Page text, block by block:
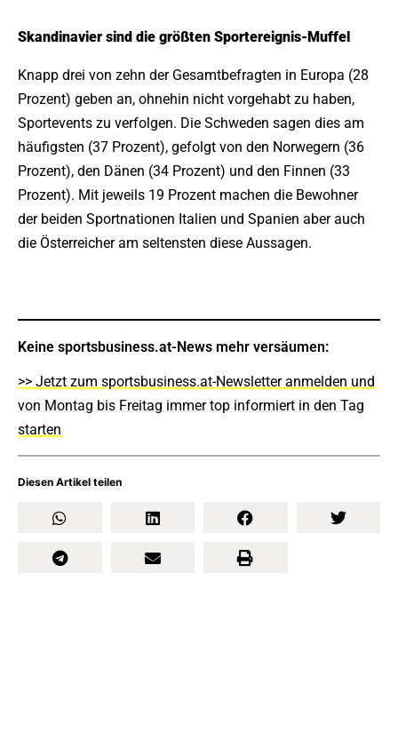
Diesen Artikel teilen
Skandinavier sind die größten Sportereignis-Muffel
Knapp drei von zehn der Gesamtbefragten in Europa (28
Prozent) geben an, ohnehin nicht vorgehabt zu haben,
Sportevents zu verfolgen. Die Schweden sagen dies am
häufigsten (37 Prozent), gefolgt von den Norwegern (36
Prozent), den Dänen (34 Prozent) und den Finnen (33
Prozent). Mit jeweils 19 Prozent machen die Bewohner
der beiden Sportnationen Italien und Spanien aber auch
die Österreicher am seltensten diese Aussagen.
Keine sportsbusiness.at-News mehr versäumen:
>> Jetzt zum sportsbusiness.at-Newsletter anmelden und
von Montag bis Freitag immer top informiert in den Tag
starten